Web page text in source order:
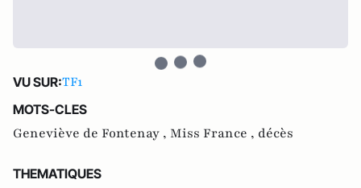
VU SUR:TF1
MOTS-CLES
Geneviève de Fontenay , Miss France , décès
THEMATIQUES